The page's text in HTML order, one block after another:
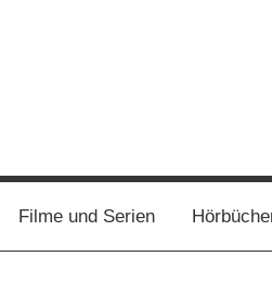
Filme und Serien